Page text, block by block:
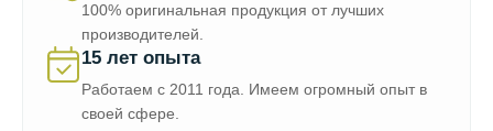
100% оригинальная продукция от лучших
производителей.
15 лет опыта
Работаем с 2011 года. Имеем огромный опыт в
своей сфере.